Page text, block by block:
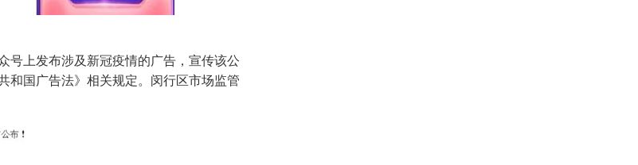
号上发布涉及新冠疫情的广告，宣传该公
和国广告法》相关规定。闵行区市场监管